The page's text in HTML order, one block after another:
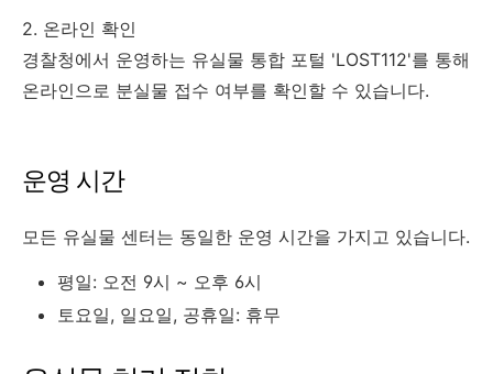
2. 온라인 확인
경찰청에서 운영하는 유실물 통합 포털 'LOST112'를 통해
온라인으로 분실물 접수 여부를 확인할 수 있습니다.
운영 시간
모든 유실물 센터는 동일한 운영 시간을 가지고 있습니다.
평일: 오전 9시 ~ 오후 6시
토요일, 일요일, 공휴일: 휴무